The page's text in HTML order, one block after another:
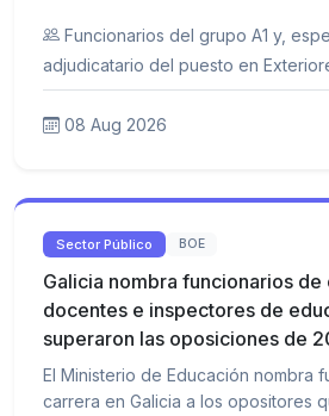
Funcionarios del grupo A1 y,
adjudicatario del puesto en
08 Aug 2026
Sector Público BOE
Galicia nombra funcionarios de
docentes e inspectores de
superaron las oposiciones de
El Ministerio de Educación nombra
carrera en Galicia a los opositores